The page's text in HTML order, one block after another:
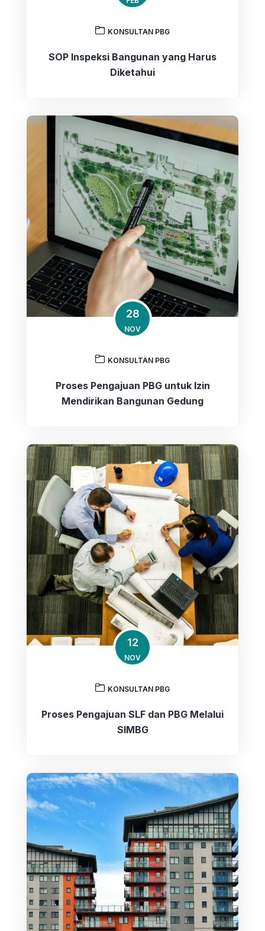
KONSULTAN PBG
SOP Inspeksi Bangunan yang Harus
Diketahui
28
NOV
KONSULTAN PBG
Proses Pengajuan PBG untuk Izin
Mendirikan Bangunan Gedung
12
NOV
KONSULTAN PBG
Proses Pengajuan SLF dan PBG Melalui
SIMBG